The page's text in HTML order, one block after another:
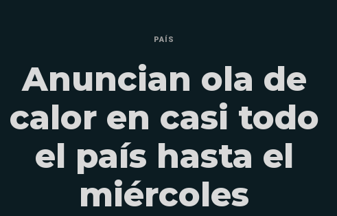
PAÍS
Anuncian ola de
calor en casi todo
el país hasta el
miércoles